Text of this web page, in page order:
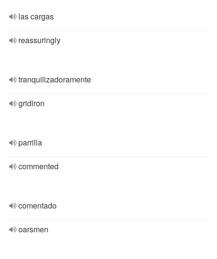
las cargas
reassuringly
tranquilizadoramente
gridiron
parrilla
commented
comentado
oarsmen